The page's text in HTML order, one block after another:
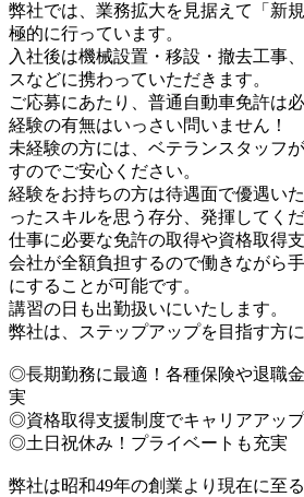
弊社では、業務拡大を見据えて「新
極的に行っています。
入社後は機械設置・移設・撤去工事
スなどに携わっていただきます。
ご応募にあたり、普通自動車免許は必
経験の有無はいっさい問いません！
未経験の方には、ベテランスタッフ
すのでご安心ください。
経験をお持ちの方は待遇面で優遇い
ったスキルを思う存分、発揮してくだ
仕事に必要な免許の取得や資格取得
会社が全額負担するので働きながら
にすることが可能です。
講習の日も出勤扱いにいたします。
弊社は、ステップアップを目指す方
◎長期勤務に最適！各種保険や退職
実
◎資格取得支援制度でキャリアアッ
◎土日祝休み！プライベートも充実
弊社は昭和49年の創業より現在に至